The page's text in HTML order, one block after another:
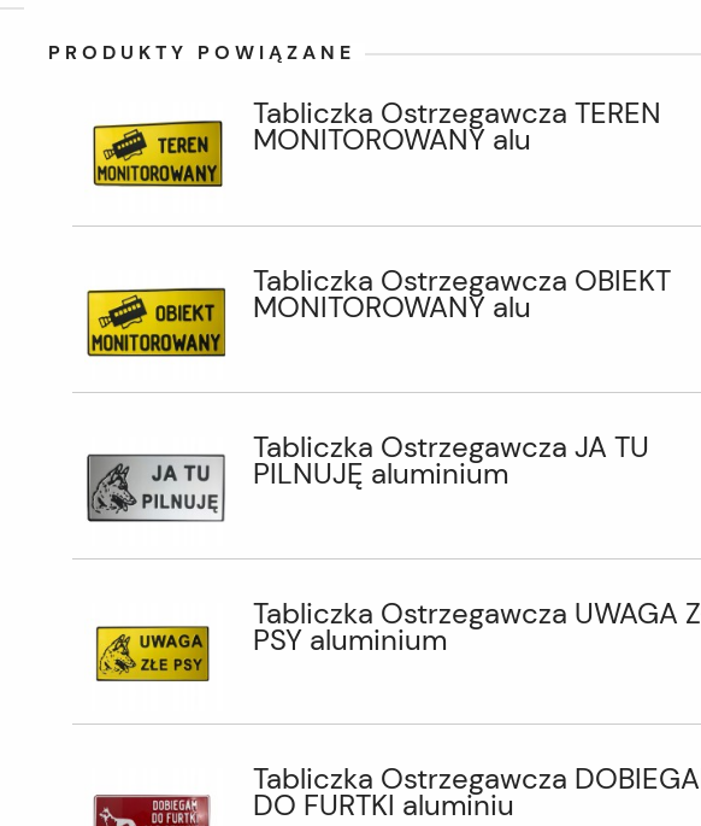
PRODUKTY POWIĄZANE
Tabliczka Ostrzegawcza TEREN
MONITOROWANY alu
Tabliczka Ostrzegawcza OBIEKT
MONITOROWANY alu
Tabliczka Ostrzegawcza JA TU
PILNUJĘ aluminium
Tabliczka Ostrzegawcza UWAGA
PSY aluminium
Tabliczka Ostrzegawcza
DO FURTKI aluminiu